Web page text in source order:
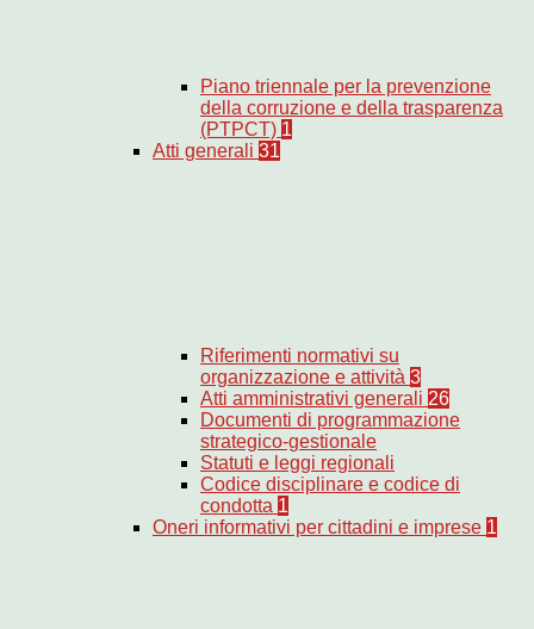
Piano triennale per la prevenzione
della corruzione e della trasparenza
(PTPCT) 1
Atti generali 31
Riferimenti normativi su
organizzazione e attività 3
Atti amministrativi generali 26
Documenti di programmazione
strategico-gestionale
Statuti e leggi regionali
Codice disciplinare e codice di
condotta 1
Oneri informativi per cittadini e imprese 1